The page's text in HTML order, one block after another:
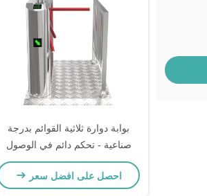
بوابة دوارة ثلاثية القوائم بدرجة
صناعية - تحكم دائم في الوصول
للمناطق ذات الازدحام الشديد
احصل على افضل سعر